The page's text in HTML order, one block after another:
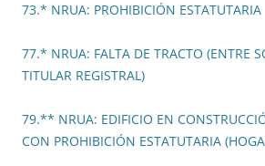
73.* NRUA: PROHIBICIÓN ESTATUTARIA
77.* NRUA: FALTA DE TRACTO (ENTRE
TITULAR REGISTRAL)
79.** NRUA: EDIFICIO EN
CON PROHIBICIÓN ESTATUTARIA